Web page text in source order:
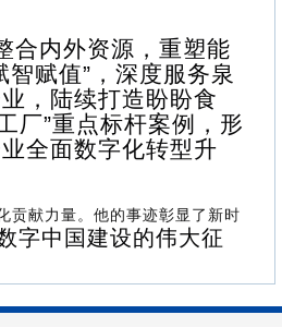
合内外资源，重塑能
智赋值”，深度服务泉
，陆续打造盼盼食
厂”重点标杆案例，形
全面数字化转型升
贡献力量。他的事迹彰显了新时
字中国建设的伟大征